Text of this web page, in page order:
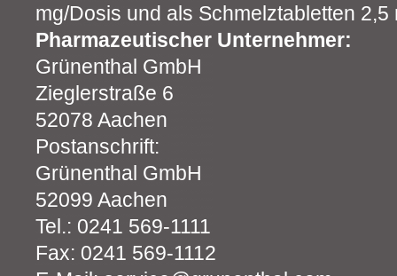
mg/Dosis und als Schmelztabletten
Pharmazeutischer Unternehmer:
Grünenthal GmbH
Zieglerstraße 6
52078 Aachen
Postanschrift:
Grünenthal GmbH
52099 Aachen
Tel.: 0241 569-1111
Fax: 0241 569-1112